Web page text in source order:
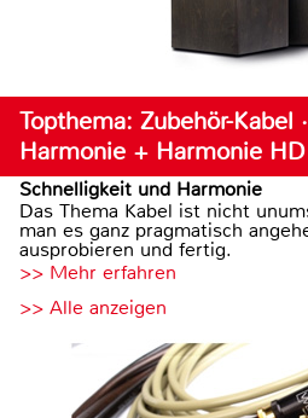
Topthema: Zubehör-Kabel
Harmonie + Harmonie
Schnelligkeit und Harmonie
Das Thema Kabel ist nicht
man es ganz pragmatisch
ausprobieren und fertig.
>> Mehr erfahren
>> Alle anzeigen